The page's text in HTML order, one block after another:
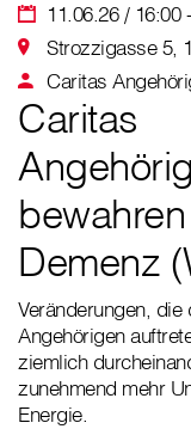
11.06.26 / 16:00
Strozzigasse 5,
Caritas
Caritas
Demenz
Veränderungen,
Angehörigen
ziemlich
zunehmend mehr
Energie.